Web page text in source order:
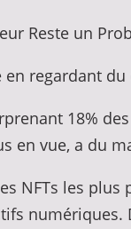
Reste un
en regardant
18%
en vue, a du
NFTs les
numériques.